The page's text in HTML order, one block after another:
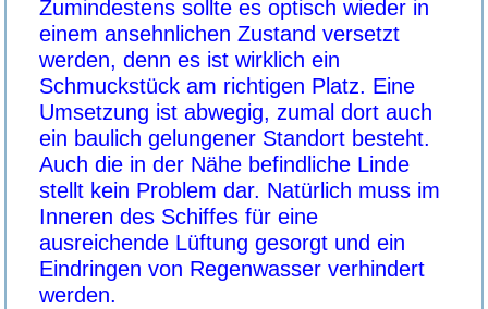
Zumindestens sollte es optisch wieder in
einem ansehnlichen Zustand versetzt
werden, denn es ist wirklich ein
Schmuckstück am richtigen Platz. Eine
Umsetzung ist abwegig, zumal dort auch
ein baulich gelungener Standort besteht.
Auch die in der Nähe befindliche Linde
stellt kein Problem dar. Natürlich muss im
Inneren des Schiffes für eine
ausreichende Lüftung gesorgt und ein
Eindringen von Regenwasser verhindert
werden.